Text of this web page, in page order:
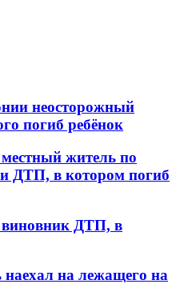
неосторожный
погиб ребёнок
местный житель по
ДТП, в котором погиб
виновник ДТП, в
на лежащего на